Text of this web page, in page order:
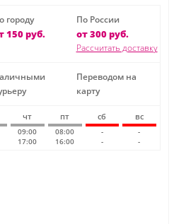
городу
150 руб.
По России
от 300 руб.
Рассчитать доставку
Переводом на
карту
чт пт сб вс
09:00
17:00
08:00
16:00
-
-
-
-